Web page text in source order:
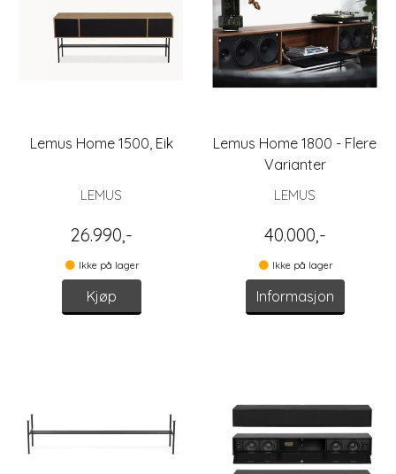
Lemus Home 1500, Eik
LEMUS
26.990,-
Ikke på lager
Kjøp
Lemus Home 1800 - Flere
Varianter
LEMUS
40.000,-
Ikke på lager
Informasjon